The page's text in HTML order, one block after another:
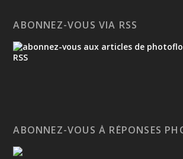
ABONNEZ-VOUS VIA RSS
ABONNEZ-VOUS À RÉPONSES